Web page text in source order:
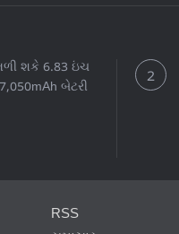
શકે 6.83 ઇંચ
બેટરી
RSS